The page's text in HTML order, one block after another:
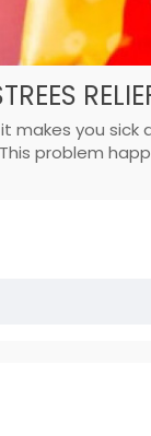
you sick
problem